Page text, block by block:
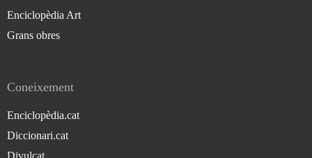
Enciclopèdia Art
Grans obres
Coneixement
Enciclopèdia.cat
Diccionari.cat
Divulcat